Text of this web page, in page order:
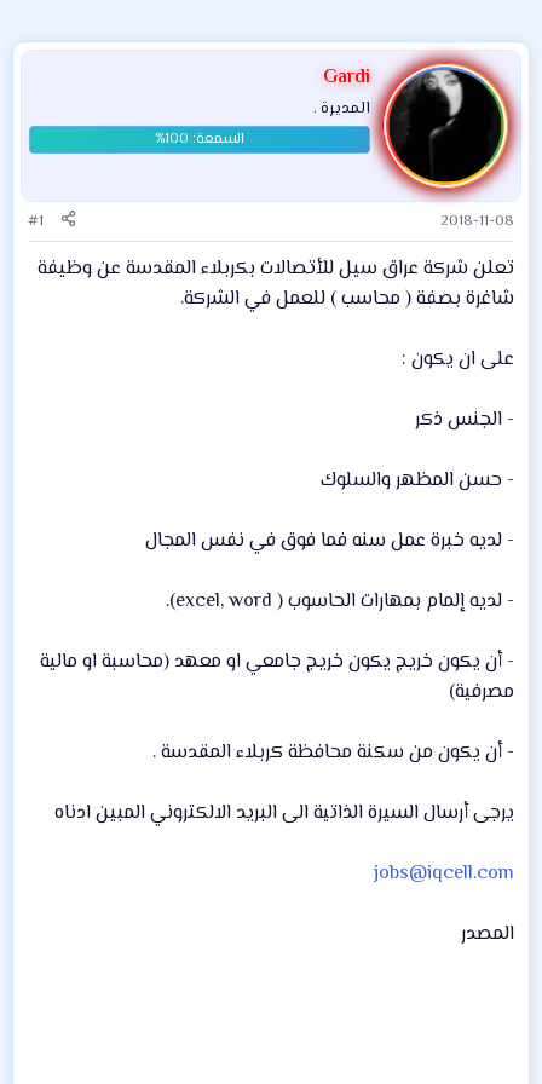
Gardi
المديرة .
2018-11-08
#1
تعلن شركة عراق سيل للأتصالات بكربلاء المقدسة عن وظيفة
شاغرة بصفة ( محاسب ) للعمل في الشركة.
على ان يكون :
- الجنس ذكر
- حسن المظهر والسلوك
- لديه خبرة عمل سنه فما فوق في نفس المجال
- لديه إلمام بمهارات الحاسوب ( excel, word).
- أن يكون خريج يكون خريج جامعي او معهد (محاسبة او مالية
مصرفية)
- أن يكون من سكنة محافظة كربلاء المقدسة .
يرجى أرسال السيرة الذاتية الى البريد الالكتروني المبين ادناه
jobs@iqcell.com
المصدر